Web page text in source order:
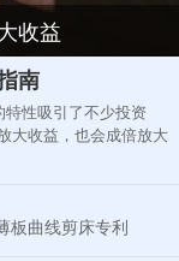
收益
南
特性吸引了不少投资
大收益，也会成倍放大
板曲线剪床专利